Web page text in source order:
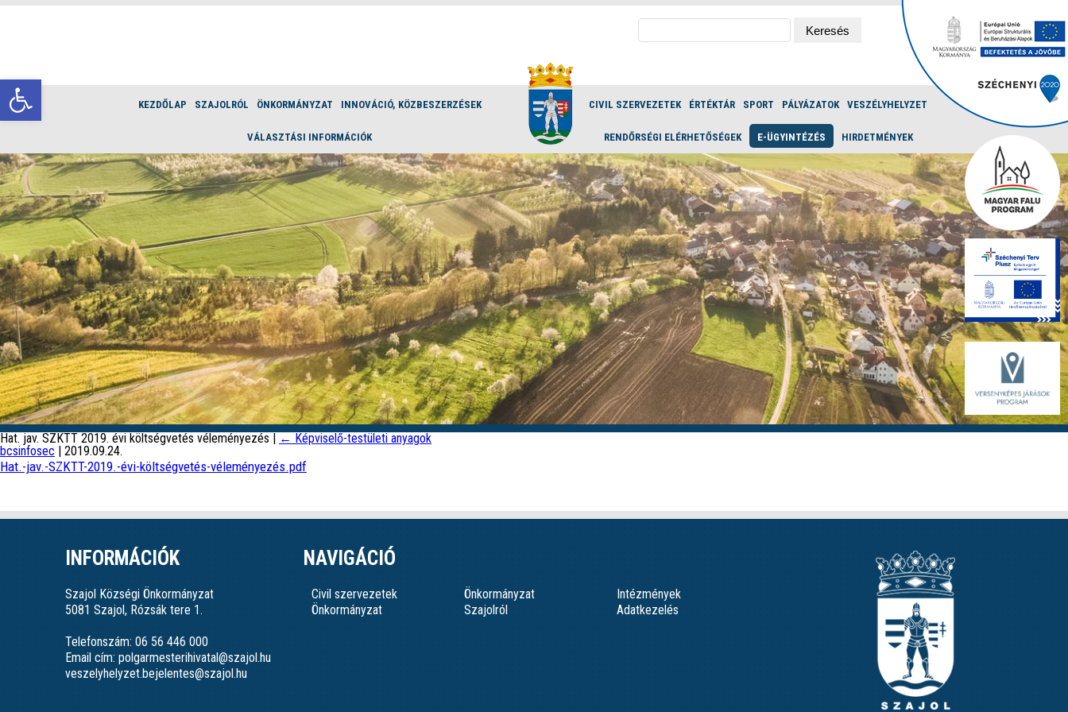
Eszköztár megnyitása
Keresés:
KEZDŐLAP SZAJOLRÓL ÖNKORMÁNYZAT INNOVÁCIÓ, KÖZBESZERZÉSEK
VÁLASZTÁSI INFORMÁCIÓK
CIVIL SZERVEZETEK ÉRTÉKTÁR SPORT PÁLYÁZATOK VESZÉLYHELYZET
RENDŐRSÉGI ELÉRHETŐSÉGEK E-ÜGYINTÉZÉS HIRDETMÉNYEK
Hat. jav. SZKTT 2019. évi költségvetés véleményezés | ← Képviselő-testületi anyagok
bcsinfosec | 2019.09.24.
Hat.-jav.-SZKTT-2019.-évi-költségvetés-véleményezés.pdf
INFORMÁCIÓK
Szajol Községi Önkormányzat
5081 Szajol, Rózsák tere 1.
Telefonszám: 06 56 446 000
Email cím: polgarmesterihivatal@szajol.hu
veszelyhelyzet.bejelentes@szajol.hu
NAVIGÁCIÓ
Civil szervezetek
Önkormányzat
Önkormányzat
Szajolról
Intézmények
Adatkezelés